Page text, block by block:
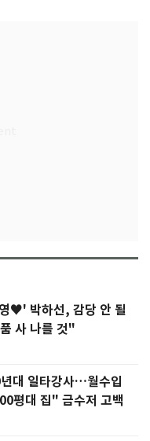
♥' 박하선, 감당 안 될
사 나를 것"
대 일타강사…월수입
평대 집" 금수저 고백